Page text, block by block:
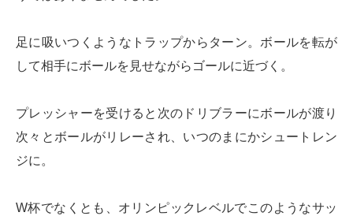
足に吸いつくようなトラップからターン。ボールを転が
して相手にボールを見せながらゴールに近づく。
プレッシャーを受けると次のドリブラーにボールが渡り
次々とボールがリレーされ、いつのまにかシュートレン
ジに。
W杯でなくとも、オリンピックレベルでこのようなサッ